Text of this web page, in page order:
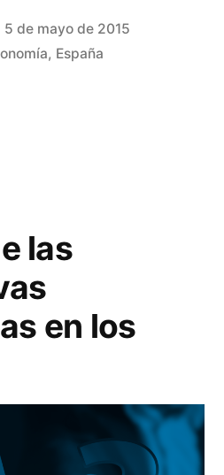
5 de mayo de 2015
, España
las
en los